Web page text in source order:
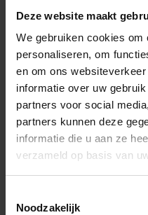
Deze website maakt
We gebruiken cookies
personaliseren, om
en om ons
informatie over uw
partners voor social
partners kunnen deze
informatie die u aan ze
verzameld op basis van
Noodzakelijk
sommige vrouwen de
heeft op de productie van
hierop, dus test vooral zelf
5. Overmatige
Te veel koffie, energiedrank
balans zijn bij PCOS extra